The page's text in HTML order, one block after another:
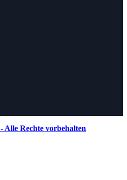
- Alle Rechte vorbehalten